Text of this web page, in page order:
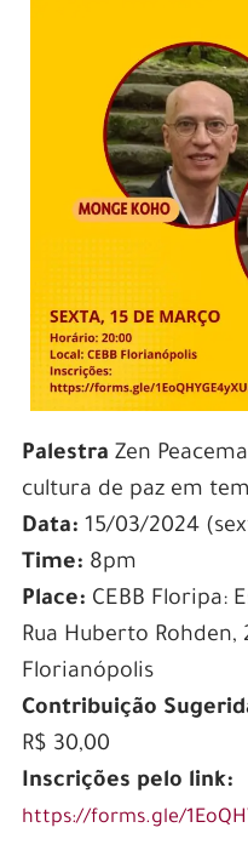
Palestra Zen
cultura de paz em
Data: 15/03/2024
Time: 8pm
Place: CEBB Floripa:
Rua Huberto Rohden,
Florianópolis
Contribuição
R$ 30,00
Inscrições pelo link:
https://forms.gle/